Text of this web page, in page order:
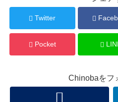
Twitter
Pocket
Chinobaをフ